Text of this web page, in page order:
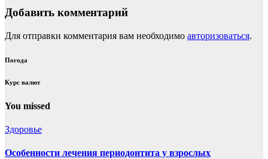
Добавить комментарий
Для отправки комментария вам необходимо авторизоваться.
Погода
Курс валют
You missed
Здоровье
Особенности лечения периодонтита у взрослых